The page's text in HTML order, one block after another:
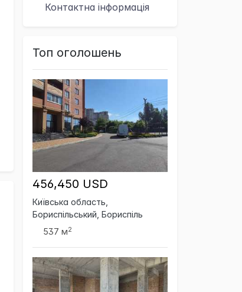
Контактна інформація
Топ оголошень
456,450 USD
Київська область,
Бориспільський, Бориспіль
537 м2